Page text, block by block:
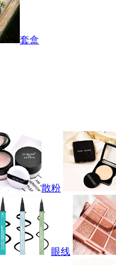
套盒
散粉
眼线